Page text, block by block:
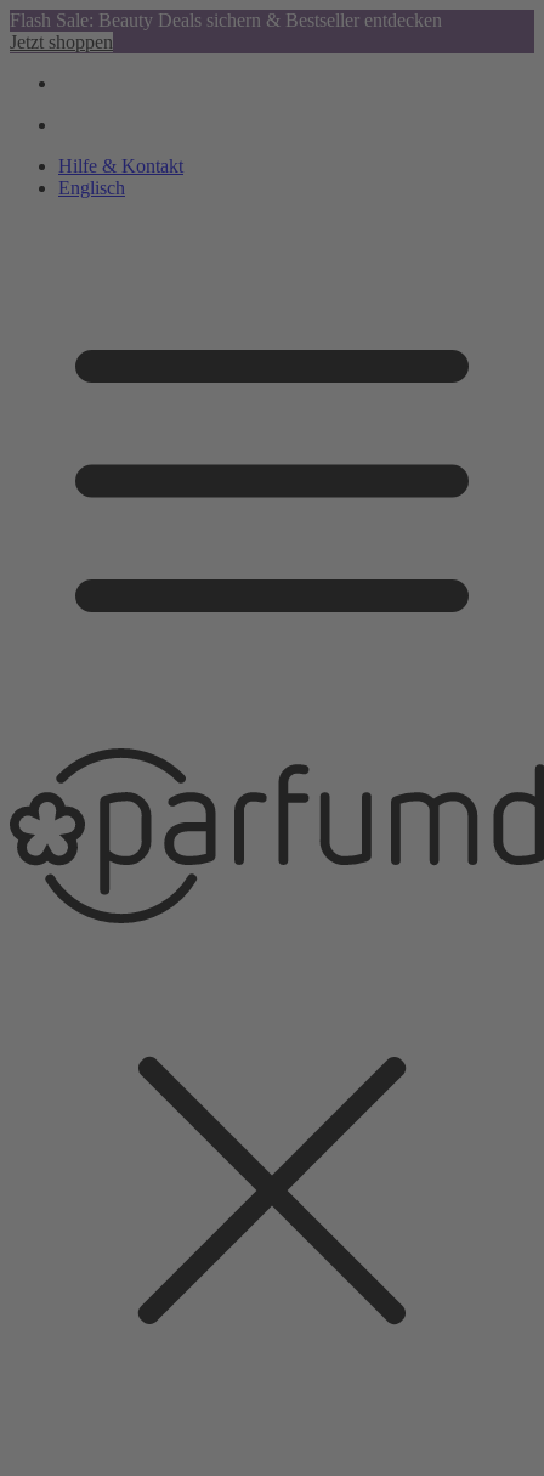
Flash Sale: Beauty Deals sichern & Bestseller entdecken
Jetzt shoppen
Hilfe & Kontakt
Englisch